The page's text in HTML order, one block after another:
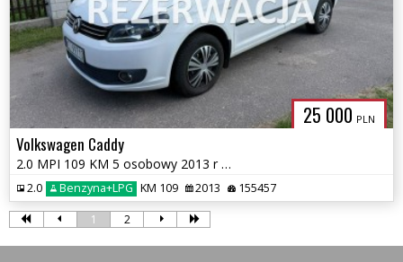
25 000 PLN
Volkswagen Caddy
2.0 MPI 109 KM 5 osobowy 2013 r Nowa instalacja LPG
2.0 Benzyna+LPG KM 109 2013 155457
1 2